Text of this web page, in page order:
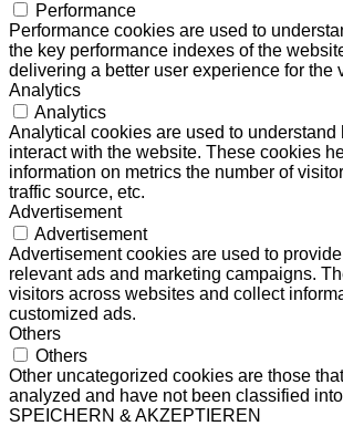
Performance
Performance cookies are used to
the key performance indexes of the
delivering a better user experience for the
Analytics
Analytics
Analytical cookies are used to understand
interact with the website. These cookies
information on metrics the number of
traffic source, etc.
Advertisement
Advertisement
Advertisement cookies are used to
relevant ads and marketing campaigns.
visitors across websites and collect
customized ads.
Others
Others
Other uncategorized cookies are those
analyzed and have not been classified
SPEICHERN & AKZEPTIEREN